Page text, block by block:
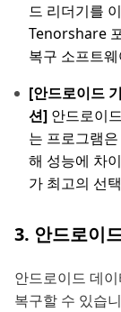
드 리더기를
Tenorshare
복구 소프트
[안드로이드
션] 안드로이
는 프로그램
해 성능에 차
가 최고의 선
3. 안드로이
안드로이드 데
복구할 수 있습